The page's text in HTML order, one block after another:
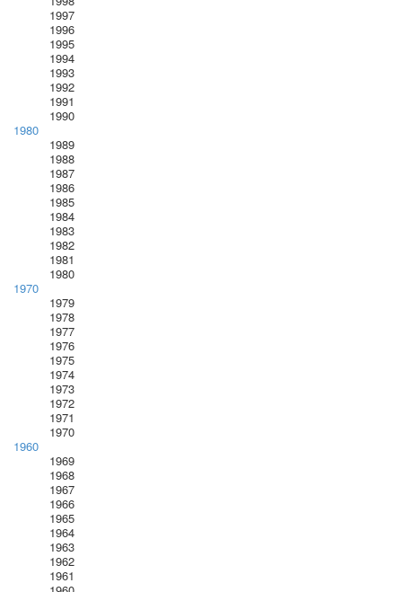
1997
1996
1995
1994
1993
1992
1991
1990
1980
1989
1988
1987
1986
1985
1984
1983
1982
1981
1980
1970
1979
1978
1977
1976
1975
1974
1973
1972
1971
1970
1960
1969
1968
1967
1966
1965
1964
1963
1962
1961